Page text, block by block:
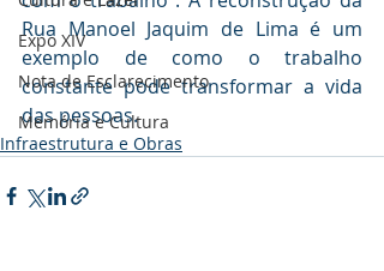
Expo XIV
Nota de Esclarecimento
Memória e Cultura
Rua Manoel Jaquim de Lima é um
exemplo de como o trabalho
constante pode transformar a vida
das pessoas.
Infraestrutura e Obras